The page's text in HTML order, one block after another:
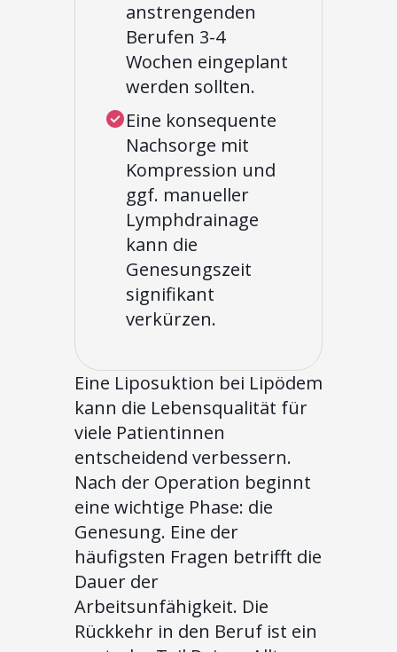
anstrengenden
Berufen 3-4
Wochen eingeplant
werden sollten.
Eine konsequente
Nachsorge mit
Kompression und
ggf. manueller
Lymphdrainage
kann die
Genesungszeit
signifikant
verkürzen.
Eine Liposuktion bei Lipödem
kann die Lebensqualität für
viele Patientinnen
entscheidend verbessern.
Nach der Operation beginnt
eine wichtige Phase: die
Genesung. Eine der
häufigsten Fragen betrifft die
Dauer der
Arbeitsunfähigkeit. Die
Rückkehr in den Beruf ist ein